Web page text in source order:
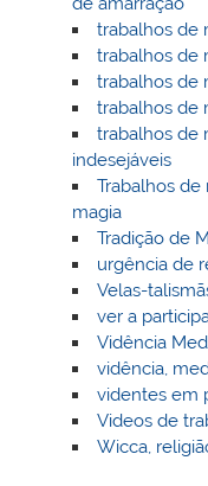
trabalhos de
trabalhos de
trabalhos de
trabalhos de
trabalhos de
indesejáveis
Trabalhos
magia
Tradição de
urgência de
Velas-
ver a
Vidência
vidência,
videntes em
Videos de
Wicca,